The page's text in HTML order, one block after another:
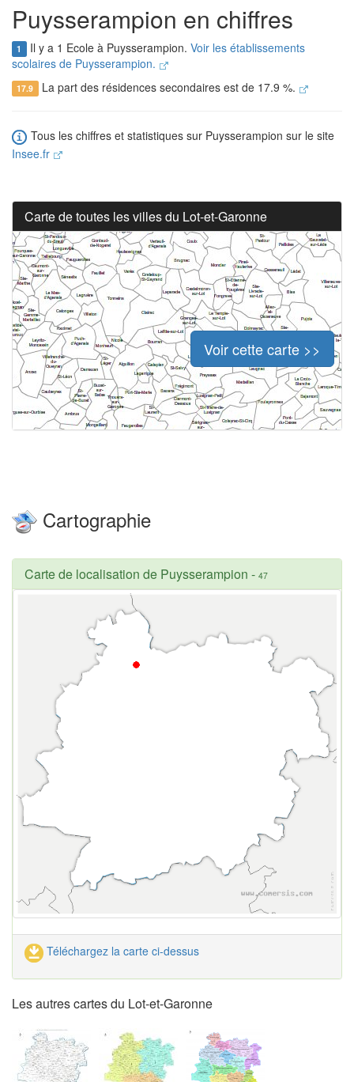
Puysserampion en chiffres
1 Il y a 1 Ecole à Puysserampion. Voir les établissements
scolaires de Puysserampion.
17.9 La part des résidences secondaires est de 17.9 %.
Tous les chiffres et statistiques sur Puysserampion sur le site
Insee.fr
Carte de toutes les villes du Lot-et-Garonne
Voir cette carte >>
Cartographie
Carte de localisation de Puysserampion - 47
Téléchargez la carte ci-dessus
Les autres cartes du Lot-et-Garonne